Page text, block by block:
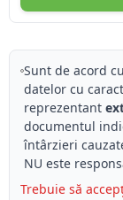
Sunt de acord cu
datelor cu
reprezentant
documentul
întârzieri
NU este
Trebuie să